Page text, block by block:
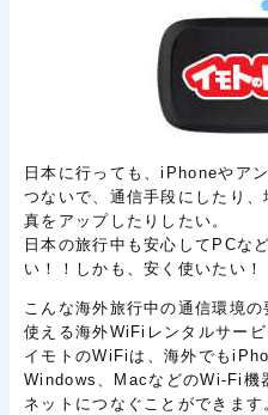
日本に行っても、iPhoneやア
つないで、通信手段にしたり
真をアップしたりしたい。
日本の旅行中も安心してPCな
い！！しかも、安く使いたい！
こんな海外旅行中の通信環境
使える海外WiFiレンタルサービ
イモトのWiFiは、海外でも
Windows、MacなどのWi-Fi機
ネットにつなぐことができます